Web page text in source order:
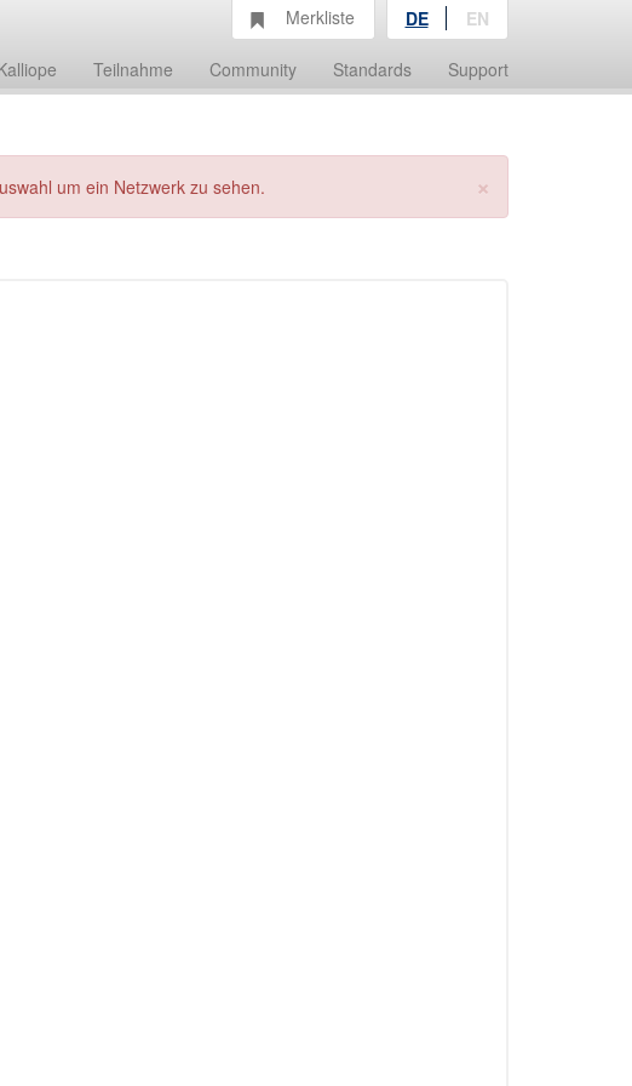
Teilnahme Community Standards Support
Merkliste DE EN
×
um ein Netzwerk zu sehen.